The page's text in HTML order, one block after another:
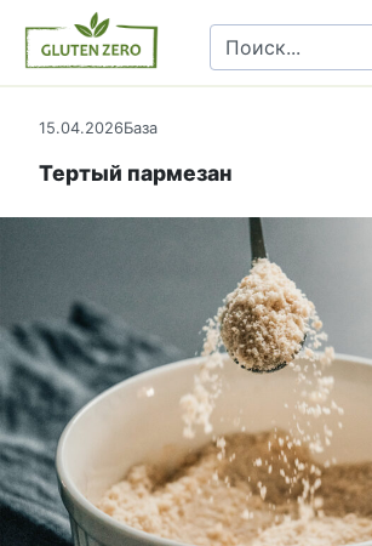
контенту
Search
for:
15.04.2026База
Тертый пармезан